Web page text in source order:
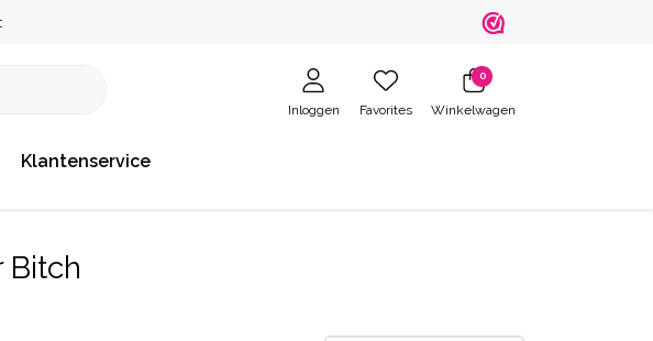
jou!
Inloggen Favorites
0
Winkelwagen
Klantenservice
Bitch